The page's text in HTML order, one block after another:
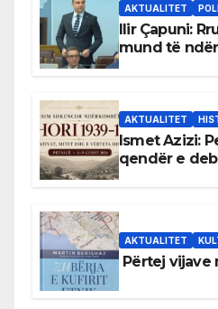
AKTUALITET
Ilir Çapuni:
mund të
AKTUALITET
Ismet Azizi:
qendër e
AKTUALITET
Përtej vijave